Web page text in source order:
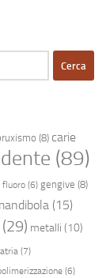
(8) carie
dente (89)
fluoro (6) gengive (8)
(15)
(29) metalli (10)
(7)
(6)